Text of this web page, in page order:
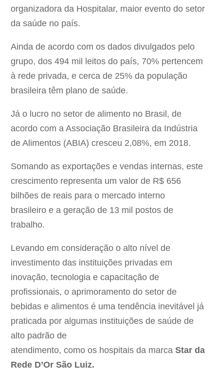
organizadora da Hospitalar, maior evento do setor
da saúde no país.
Ainda de acordo com os dados divulgados pelo
grupo, dos 494 mil leitos do país, 70% pertencem
à rede privada, e cerca de 25% da população
brasileira têm plano de saúde.
Já o lucro no setor de alimento no Brasil, de
acordo com a Associação Brasileira da Indústria
de Alimentos (ABIA) cresceu 2,08%, em 2018.
Somando as exportações e vendas internas, este
crescimento representa um valor de R$ 656
bilhões de reais para o mercado interno
brasileiro e a geração de 13 mil postos de
trabalho.
Levando em consideração o alto nível de
investimento das instituições privadas em
inovação, tecnologia e capacitação de
profissionais, o aprimoramento do setor de
bebidas e alimentos é uma tendência inevitável já
praticada por algumas instituições de saúde de
alto padrão de
atendimento, como os hospitais da marcaStar da
Rede D’Or São Luiz.